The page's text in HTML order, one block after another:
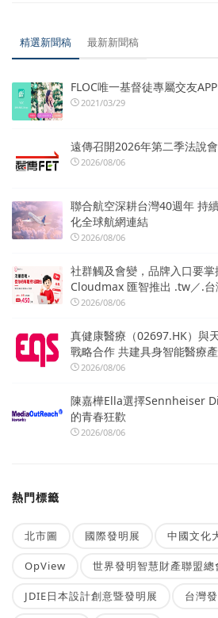
精選新聞稿 最新新聞稿
FLOC唯一基督徒專屬交友
2021/03/29
遠傳召開2026年第二季法說會
2026/08/06
聯合航空深耕台灣40週年 持
化全球航網連結
2026/08/06
社群觸及會變，品牌入口要掌
Cloudmax 匯智推出 .tw／.
2026/08/06
真健康醫療（02697.HK）與
戰略合作 共建具身智能醫療
2026/08/06
陳嘉樺Ella選擇Sennheiser
的青春狂歡
2026/08/06
熱門標籤
北市圖 國際發明展 中國文化
OpView 世界發明智慧財產聯盟總
JDIE日本設計創意暨發明展 台灣